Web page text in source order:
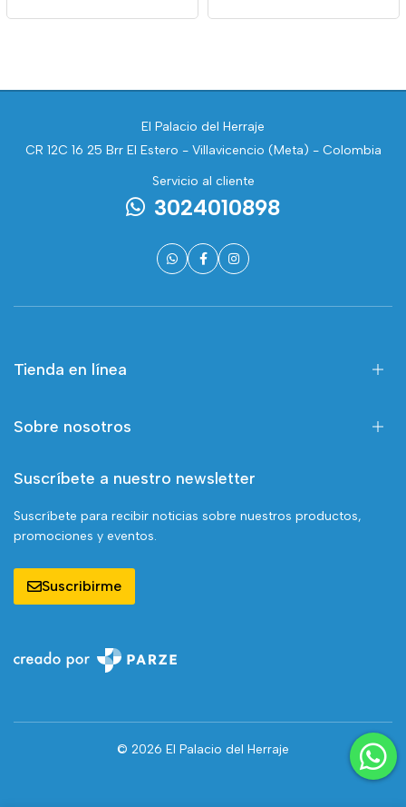
El Palacio del Herraje
CR 12C 16 25 Brr El Estero - Villavicencio (Meta) - Colombia
Servicio al cliente
3024010898
Tienda en línea
Sobre nosotros
Suscríbete a nuestro newsletter
Suscríbete para recibir noticias sobre nuestros productos,
promociones y eventos.
Suscribirme
© 2026 El Palacio del Herraje